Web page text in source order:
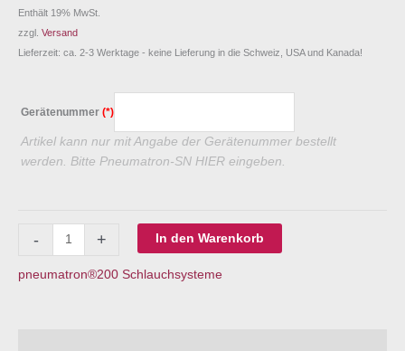
Enthält 19% MwSt.
zzgl. Versand
Lieferzeit: ca. 2-3 Werktage - keine Lieferung in die Schweiz, USA und Kanada!
Gerätenummer (*)
Artikel kann nur mit Angabe der Gerätenummer bestellt
werden. Bitte Pneumatron-SN HIER eingeben.
-
Permanent-
Vakuum-
Schlauch
+ In den Warenkorb
pneumatron®200 Schlauchsysteme